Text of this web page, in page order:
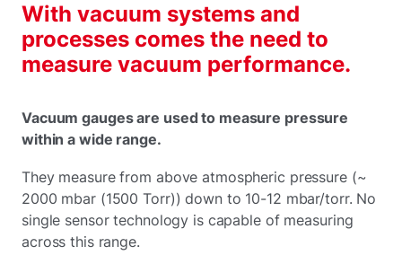
With vacuum systems and
processes comes the need to
measure vacuum performance.
Vacuum gauges are used to measure pressure
within a wide range.
They measure from above atmospheric pressure (~
2000 mbar (1500 Torr)) down to 10-12 mbar/torr. No
single sensor technology is capable of measuring
across this range.